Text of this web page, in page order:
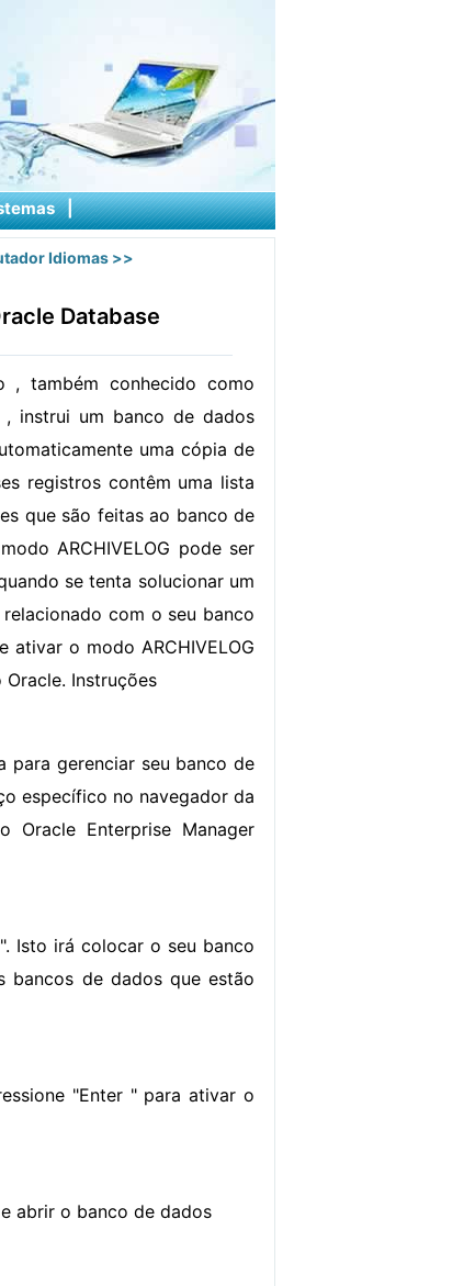
|
Idiomas >>
Database
, também conhecido como
, instrui um banco de dados
uma cópia de
registros contêm uma lista
que são feitas ao banco de
ARCHIVELOG pode ser
se tenta solucionar um
com o seu banco
ativar o modo ARCHIVELOG
Instruções
para gerenciar seu banco de
específico no navegador da
Enterprise Manager
Isto irá colocar o seu banco
bancos de dados que estão
"Enter " para ativar o
abrir o banco de dados